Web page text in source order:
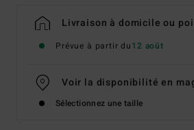
Livraison à domicile ou
Prévue à partir du12 août
Voir la disponibilité en
Sélectionnez une taille